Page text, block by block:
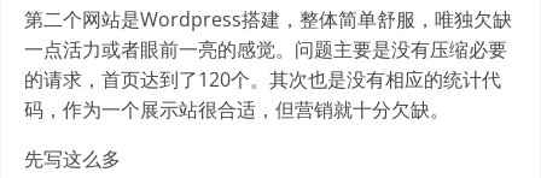
第二个网站是Wordpress搭建，整体简单舒服，唯独欠缺
一点活力或者眼前一亮的感觉。问题主要是没有压缩必要
的请求，首页达到了120个。其次也是没有相应的统计代
码，作为一个展示站很合适，但营销就十分欠缺。
先写这么多